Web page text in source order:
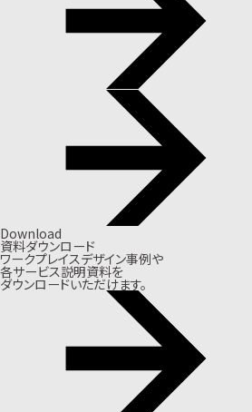
Download
資料ダウンロード
ワークプレイスデザイン事例や
各サービス説明資料を
ダウンロードいただけます。